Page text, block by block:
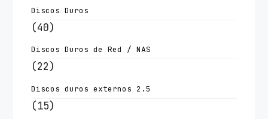
Discos Duros
(40)
Discos Duros de Red / NAS
(22)
Discos duros externos 2.5
(15)